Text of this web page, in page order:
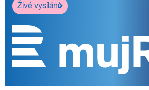
Živé vysílání